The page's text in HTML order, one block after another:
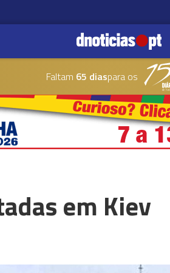
Faltam 65 diaspara os
em Kiev